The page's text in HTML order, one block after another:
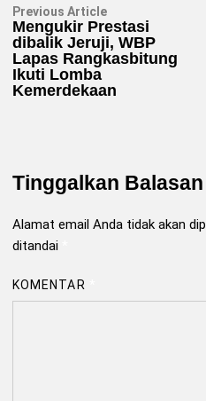
Navigasi
pos
Previous ArticlePrevious
article:
Mengukir Prestasi
dibalik Jeruji, WBP
Lapas Rangkasbitung
Ikuti Lomba
Kemerdekaan
Tinggalkan Balasan
Alamat email Anda tidak akan
ditandai
KOMENTAR